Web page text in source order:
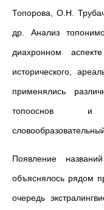
Топорова, О.Н.
др. Анализ
диахронном
исторического,
применялись
топооснов и
Появление
объяснялось рядом
очередь